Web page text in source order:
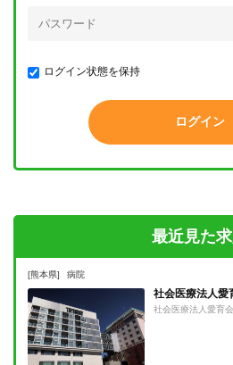
ログイン状態を保持
最近見た
[熊本県] 病院
社会医療法人
社会医療法人愛育